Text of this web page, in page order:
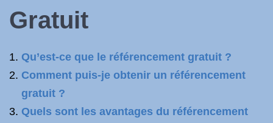
Gratuit
Qu’est-ce que le référencement gratuit ?
Comment puis-je obtenir un référencement
gratuit ?
Quels sont les avantages du référencement